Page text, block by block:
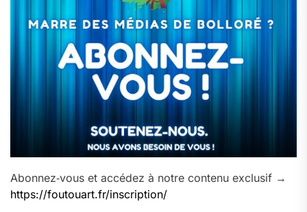
Abonnez‑vous et accédez à notre contenu exclusif →
https://foutouart.fr/inscription/